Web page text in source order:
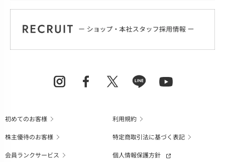
初めてのお客様
利用規約
株主優待のお客様
特定商取引法に基づく表記
会員ランクサービス
個人情報保護方針